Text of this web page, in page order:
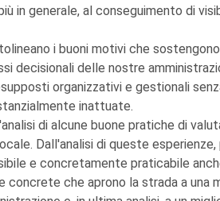
in generale, al conseguimento di
i buoni motivi che sostengono
decisionali delle nostre
organizzativi e gestionali
inattuate.
di alcune buone pratiche di
Dall'analisi di queste esperienze,
e concretamente praticabile
che aprono la strada a una